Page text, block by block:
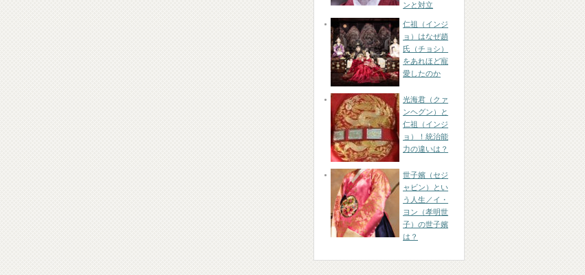
ンと対立
仁祖（インジ
ョ）はなぜ趙
氏（チョシ）
をあれほど寵
愛したのか
光海君（クァ
ンヘグン）と
仁祖（インジ
ョ）！統治能
力の違いは？
世子嬪（セジ
ャビン）とい
う人生／イ・
ヨン（孝明世
子）の世子嬪
は？